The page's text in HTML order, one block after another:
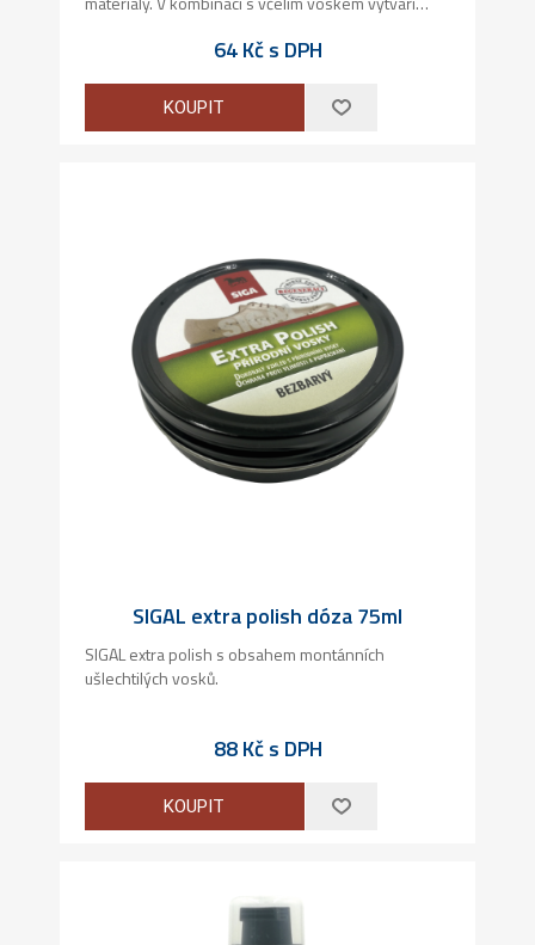
materiálu. Po natření na obuv a následném
lesklý povrch.
64 Kč s DPH
KOUPIT
SIGAL extra polish dóza 75ml
SIGAL extra polish s obsahem montánních
ušlechtilých vosků.
88 Kč s DPH
KOUPIT